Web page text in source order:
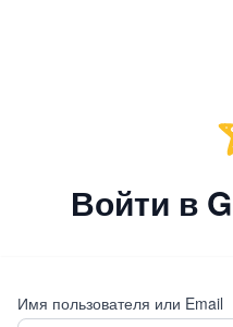
Войти в
Имя пользователя или Email